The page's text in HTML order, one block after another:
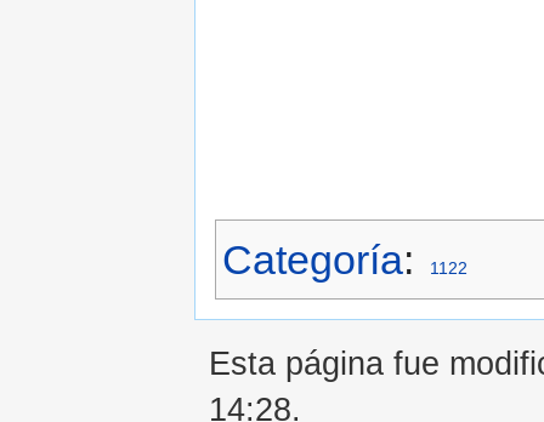
Categoría: 1122
Esta página fue
14:28.